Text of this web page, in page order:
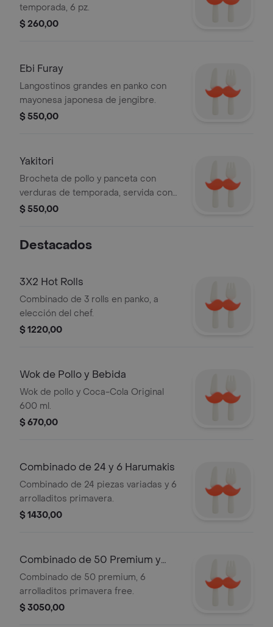
temporada, 6 pz.
$ 260,00
Ebi Furay
Langostinos grandes en panko con
mayonesa japonesa de jengibre.
$ 550,00
Yakitori
Brocheta de pollo y panceta con
verduras de temporada, servida con
salsa teriyaki, 3 pz.
$ 550,00
Destacados
3X2 Hot Rolls
Combinado de 3 rolls en panko, a
elección del chef.
$ 1220,00
Wok de Pollo y Bebida
Wok de pollo y Coca-Cola Original
600 ml.
$ 670,00
Combinado de 24 y 6 Harumakis
Combinado de 24 piezas variadas y 6
arrolladitos primavera.
$ 1430,00
Combinado de 50 Premium y
Arrolladitos
Combinado de 50 premium, 6
arrolladitos primavera free.
$ 3050,00